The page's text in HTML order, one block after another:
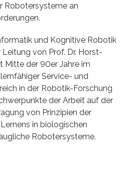
Robotersysteme an
und Kognitive Robotik
von Prof. Dr. Horst-
Mitte der 90er Jahre im
Service- und
in der Robotik-Forschung
der Arbeit auf der
von Prinzipien der
in biologischen
Robotersysteme.